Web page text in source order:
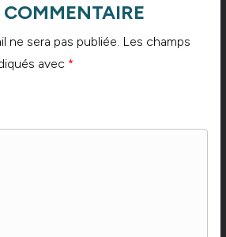
ne sera pas publiée. Les champs
avec *